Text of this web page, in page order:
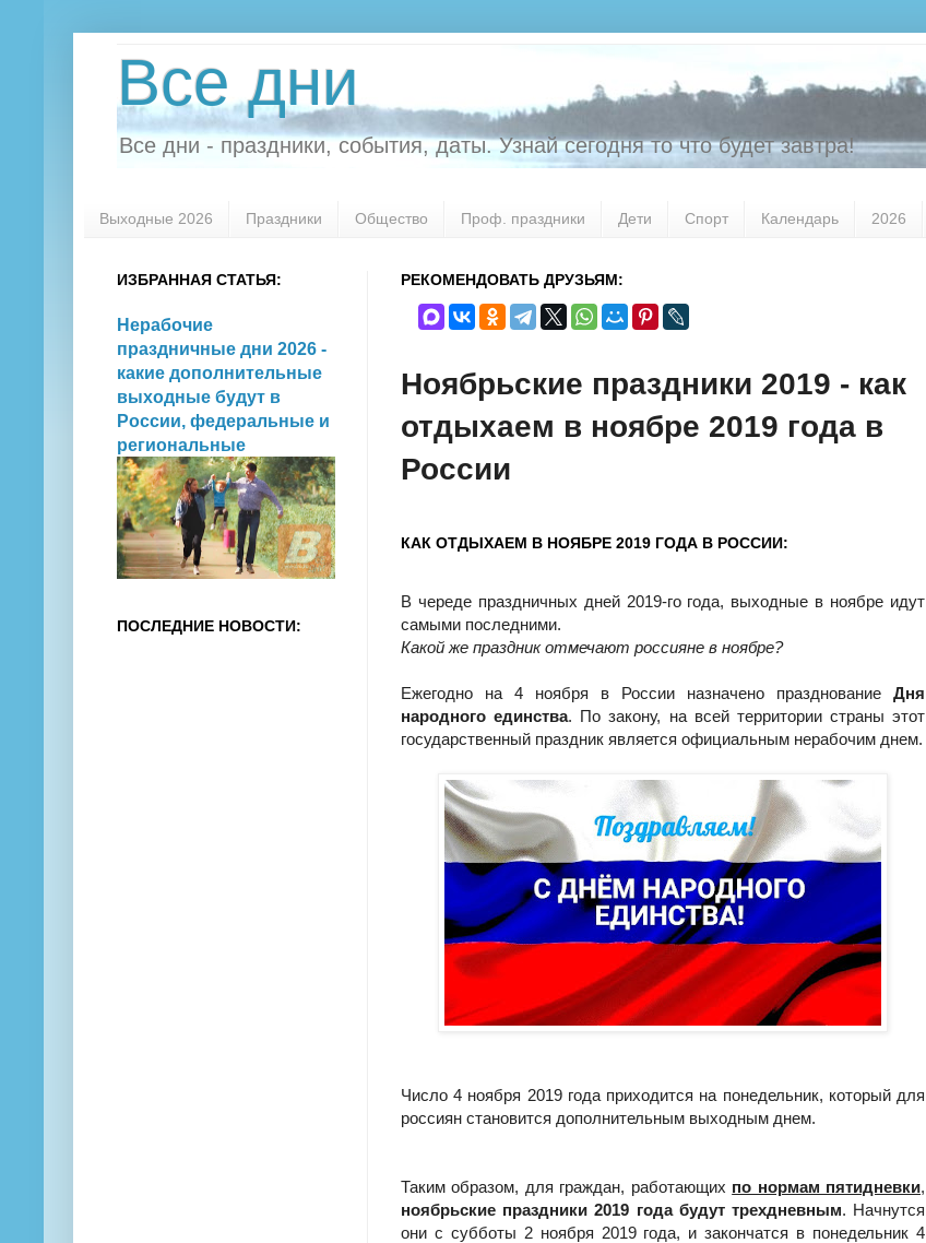
Все дни
Все дни - праздники, события, даты. Узнай сегодня то что будет завтра!
Выходные 2026 Праздники Общество Проф. праздники Дети Спорт Календарь 2026
РЕКОМЕНДОВАТЬ ДРУЗЬЯМ:
Ноябрьские праздники 2019 - как
отдыхаем в ноябре 2019 года в
России
КАК ОТДЫХАЕМ В НОЯБРЕ 2019 ГОДА В РОССИИ:
В череде праздничных дней 2019-го года, выходные в ноябре идут
самыми последними.
Какой же праздник отмечают россияне в ноябре?
Ежегодно на 4 ноября в России назначено празднование Дня
народного единства. По закону, на всей территории страны этот
государственный праздник является официальным нерабочим днем.
Число 4 ноября 2019 года приходится на понедельник, который для
россиян становится дополнительным выходным днем.
Таким образом, для граждан, работающих по нормам пятидневки,
ноябрьские праздники 2019 года будут трехдневным. Начнутся
они с субботы 2 ноября 2019 года, и закончатся в понедельник 4
ИЗБРАННАЯ СТАТЬЯ:
Нерабочие
праздничные дни 2026 -
какие дополнительные
выходные будут в
России, федеральные и
региональные
ПОСЛЕДНИЕ НОВОСТИ: